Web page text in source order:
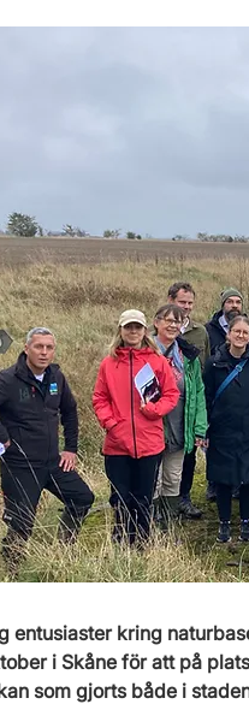
entusiaster kring
i Skåne för att på
som gjorts både i